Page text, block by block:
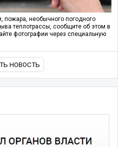
пожара, необычного погодного
теплотрассы, сообщите об этом в
фотографии через специальную
НОВОСТЬ